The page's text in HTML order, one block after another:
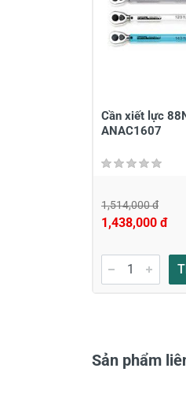
Cần xiết lực
ANAC1607
1,514,000 đ
1,438,000 đ
Sản phẩm